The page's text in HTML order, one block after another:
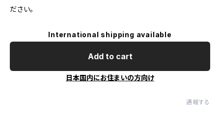
ださい。
International shipping available
Add to cart
日本国内にお住まいの方向け
通報する